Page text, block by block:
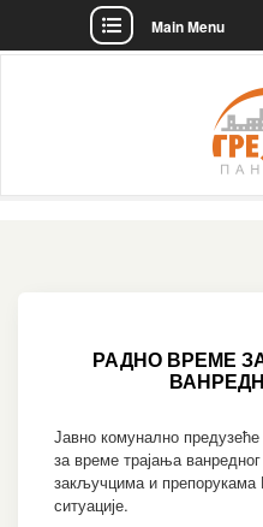
Main Menu
РАДНО ВРЕМЕ
Јавно комунално предузеће
за време трајања
закључцима и препорукама
ситуације.